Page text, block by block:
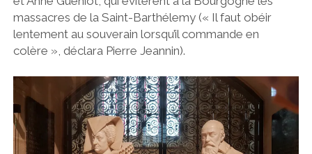
massacres de la Saint-Barthélemy (« Il faut obéir
lentement au souverain lorsqu’il commande en
colère », déclara Pierre Jeannin).